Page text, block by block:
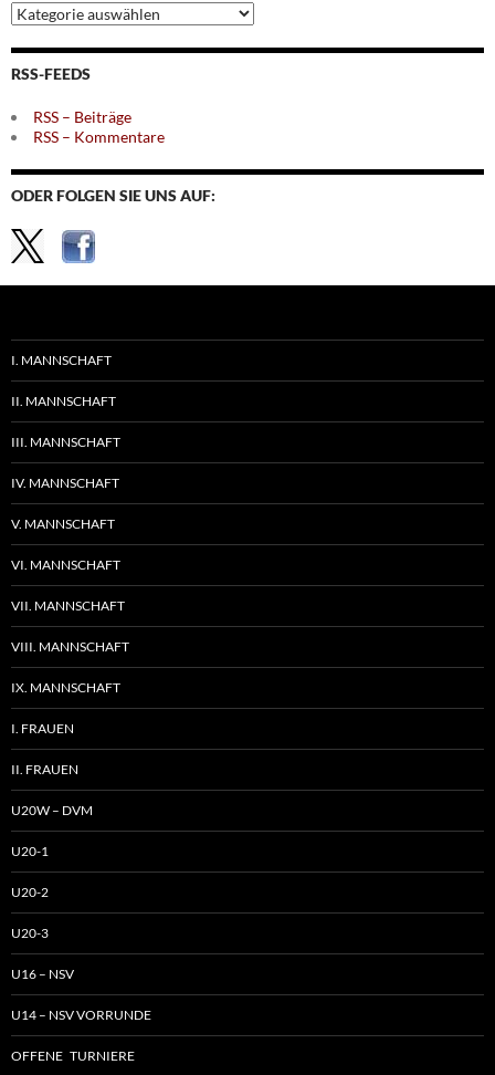
Archiv
nach
Themen
RSS-FEEDS
RSS – Beiträge
RSS – Kommentare
ODER FOLGEN SIE UNS AUF:
I. MANNSCHAFT
II. MANNSCHAFT
III. MANNSCHAFT
IV. MANNSCHAFT
V. MANNSCHAFT
VI. MANNSCHAFT
VII. MANNSCHAFT
VIII. MANNSCHAFT
IX. MANNSCHAFT
I. FRAUEN
II. FRAUEN
U20W – DVM
U20-1
U20-2
U20-3
U16 – NSV
U14 – NSV VORRUNDE
OFFENE TURNIERE